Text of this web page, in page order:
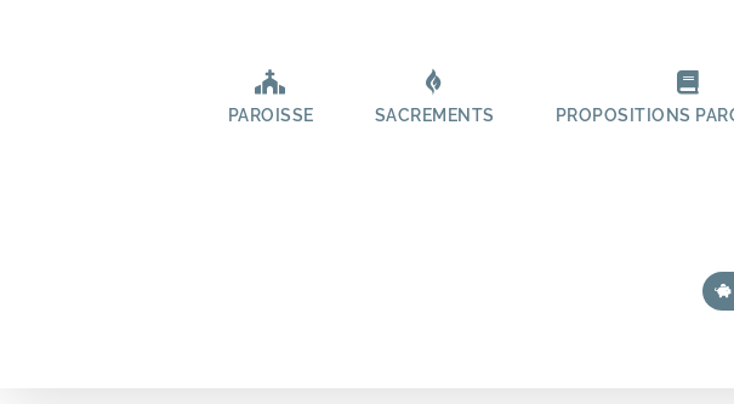
PAROISSE SACREMENTS PROPOSITIONS